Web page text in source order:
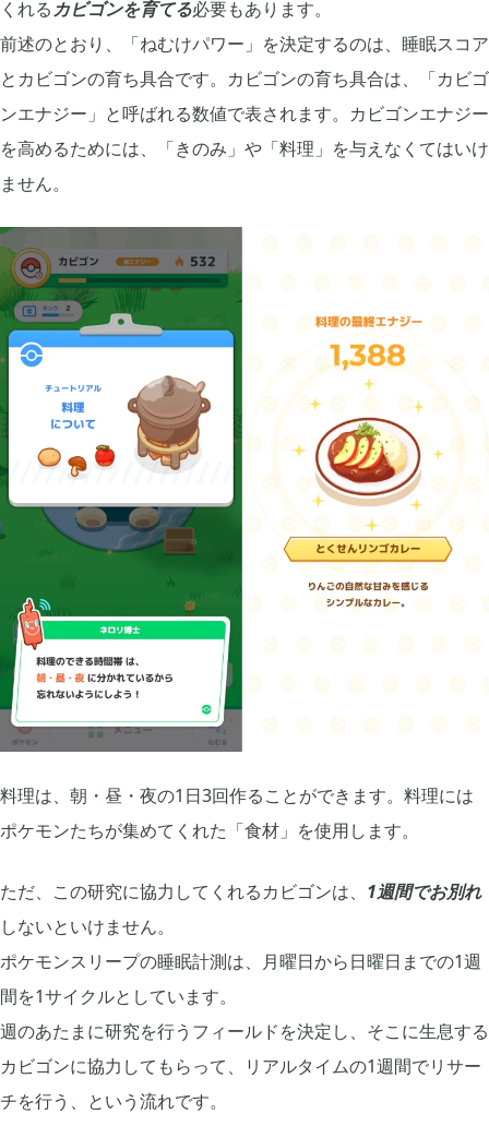
くれるカビゴンを育てる必要もあります。
前述のとおり、「ねむけパワー」を決定するのは、睡眠スコア
とカビゴンの育ち具合です。カビゴンの育ち具合は、「カビゴ
ンエナジー」と呼ばれる数値で表されます。カビゴンエナジー
を高めるためには、「きのみ」や「料理」を与えなくてはいけ
ません。
料理は、朝・昼・夜の1日3回作ることができます。料理には
ポケモンたちが集めてくれた「食材」を使用します。
ただ、この研究に協力してくれるカビゴンは、 1週間でお別れ
しないといけません。
ポケモンスリープの睡眠計測は、月曜日から日曜日までの1週
間を1サイクルとしています。
週のあたまに研究を行うフィールドを決定し、そこに生息する
カビゴンに協力してもらって、リアルタイムの1週間でリサー
チを行う、という流れです。